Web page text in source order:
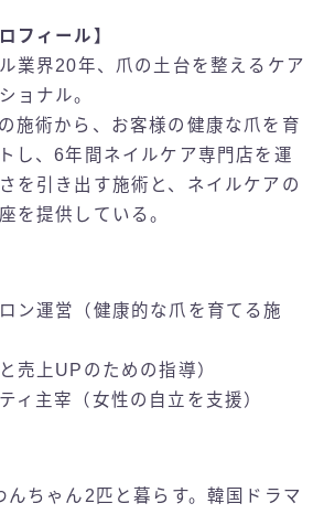
フィール】
業界20年、爪の土台を整えるケア
ョナル。
施術から、お客様の健康な爪を育
し、6年間ネイルケア専門店を運
を引き出す施術と、ネイルケアの
を提供している。
ン運営（健康的な爪を育てる施
売上UPのための指導）
ィ主宰（女性の自立を支援）
んちゃん2匹と暮らす。韓国ドラマ